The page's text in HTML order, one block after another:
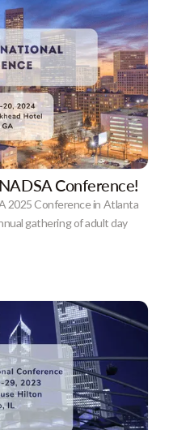
Conference!
2025 Conference in Atlanta
gathering of adult day